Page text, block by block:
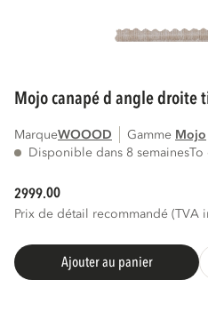
mojo canapé d angle droite
MarqueWOOOD Gamme
mojo
Disponible dans 8 semainesTo
2999.00
Prix de détail recommandé (TVA
Ajouter au panier